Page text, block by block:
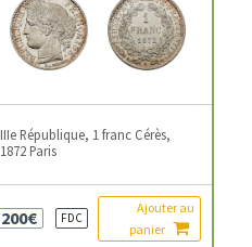
IIIe République, 1 franc Cérès,
1872 Paris
200€ FDC
Ajouter au
panier